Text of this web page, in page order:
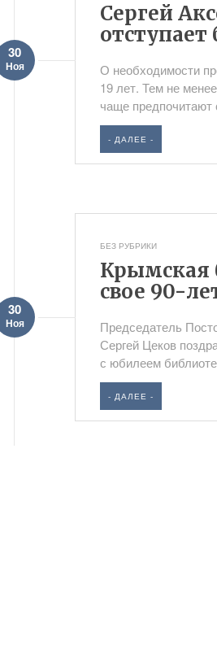
Сергей
отступает
30
Ноя
О необходимости
19 лет. Тем не
чаще
- ДАЛЕЕ -
БЕЗ РУБРИКИ
Крымская
свое 90-
30
Ноя
Председатель
Сергей Цеков
с юбилеем
- ДАЛЕЕ -